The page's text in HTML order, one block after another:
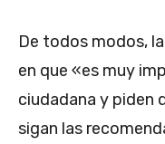
De todos modos,
en que «es muy
ciudadana y piden
sigan las